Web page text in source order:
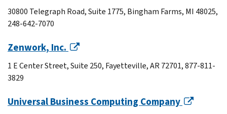
30800 Telegraph Road, Suite 1775, Bingham Farms, MI 48025,
248-642-7070
Zenwork, Inc.
1 E Center Street, Suite 250, Fayetteville, AR 72701, 877-811-
3829
Universal Business Computing Company